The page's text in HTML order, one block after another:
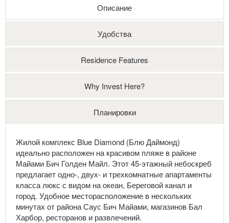
Описание
Удобства
Residence Features
Why Invest Here?
Планировки
Жилой комплекс Blue Diamond (Блю Даймонд)
идеально расположен на красивом пляже в районе
Майами Бич Голден Майл. Этот 45-этажный небоскреб
предлагает одно-, двух- и трехкомнатные апартаменты
класса люкс с видом на океан, Береговой канал и
город. Удобное месторасположение в нескольких
минутах от района Саус Бич Майами, магазинов Бал
Харбор, ресторанов и развлечений.